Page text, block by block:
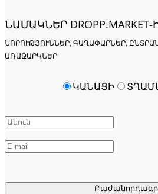
ՆԱՄԱԿՆԵՐ DROPP.MARKET-
ՆՈՐՈՒԹՅՈՒՆՆԵՐ, ԳԱՂԱՓԱՐՆԵՐ,
ՌԱՋԱՐԿՆԵՐ
ԿԱՆԱՑԻ